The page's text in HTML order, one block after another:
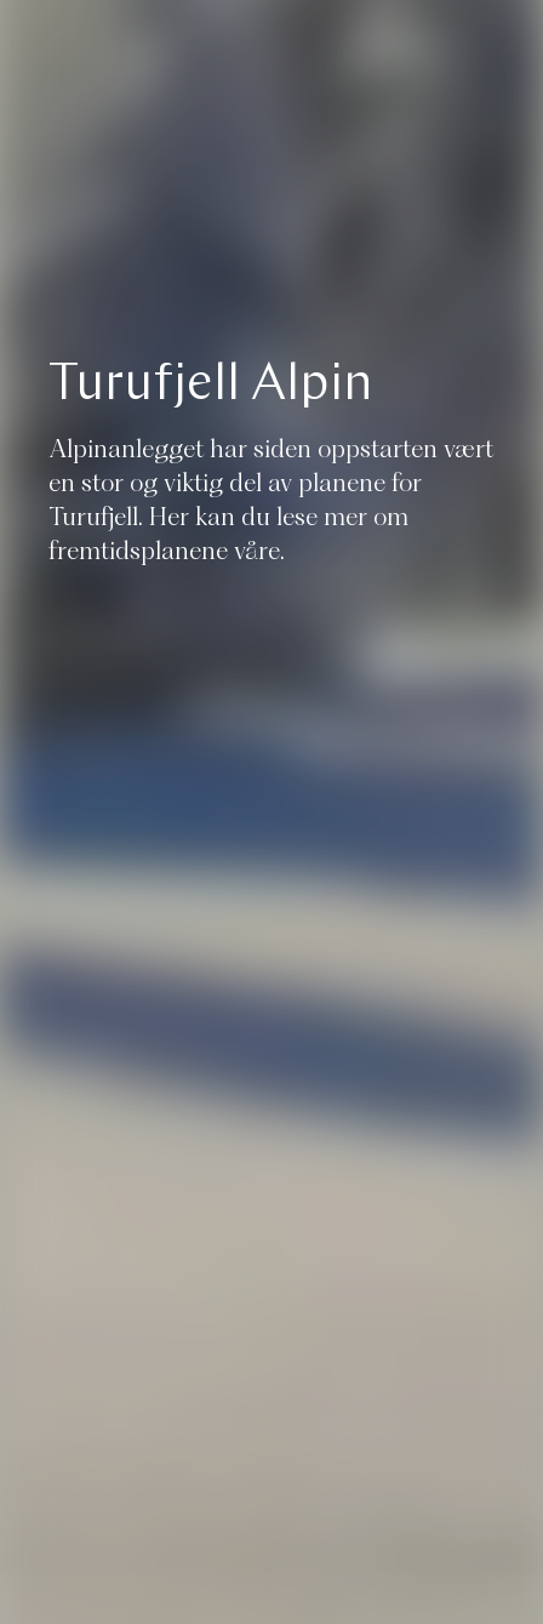
Turufjell Alpin
Alpinanlegget har siden oppstarten vært
en stor og viktig del av planene for
Turufjell. Her kan du lese mer om
fremtidsplanene våre.